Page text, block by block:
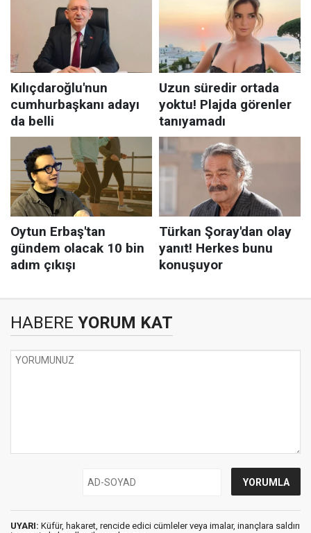
HABERE YORUM KAT
UYARI: Küfür, hakaret, rencide edici cümleler veya imalar, inançlara saldırı